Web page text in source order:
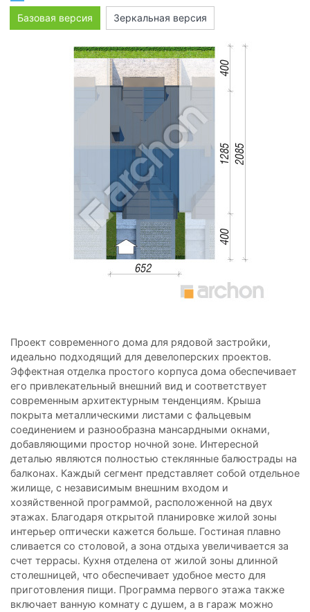
Базовая версия Зеркальная версия
Проект современного дома для рядовой застройки,
идеально подходящий для девелоперских проектов.
Эффектная отделка простого корпуса дома обеспечивает
его привлекательный внешний вид и соответствует
современным архитектурным тенденциям. Крыша
покрыта металлическими листами с фальцевым
соединением и разнообразна мансардными окнами,
добавляющими простор ночной зоне. Интересной
деталью являются полностью стеклянные балюстрады на
балконах. Каждый сегмент представляет собой отдельное
жилище, с независимым внешним входом и
хозяйственной программой, расположенной на двух
этажах. Благодаря открытой планировке жилой зоны
интерьер оптически кажется больше. Гостиная плавно
сливается со столовой, а зона отдыха увеличивается за
счет террасы. Кухня отделена от жилой зоны длинной
столешницей, что обеспечивает удобное место для
приготовления пищи. Программа первого этажа также
включает ванную комнату с душем, а в гараж можно